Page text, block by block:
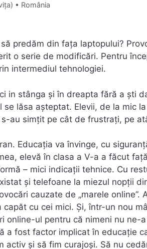
• România
predăm din fața laptopului?
o serie de modificări. Pentru
intermediul tehnologiei.
in stânga și în dreapta fără a ști
lăsa așteptat. Elevii, de la mic
au simțit pe cât de frustrați, pe
Educația va învinge, cu
elevă în clasa a V-a a făcut
– mici indicații tehnice. Cu
și telefoane la miezul nopții
cauzate de „marele online”.
cu cei mici. Și, într-un nou
online-ul pentru că nimeni nu ne-
a fost factor implicat în educație
activ și să fim curajoși. Să nu